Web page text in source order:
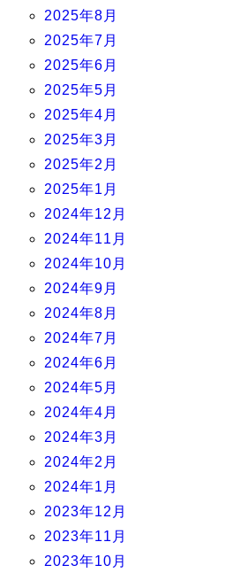
2025年8月
2025年7月
2025年6月
2025年5月
2025年4月
2025年3月
2025年2月
2025年1月
2024年12月
2024年11月
2024年10月
2024年9月
2024年8月
2024年7月
2024年6月
2024年5月
2024年4月
2024年3月
2024年2月
2024年1月
2023年12月
2023年11月
2023年10月